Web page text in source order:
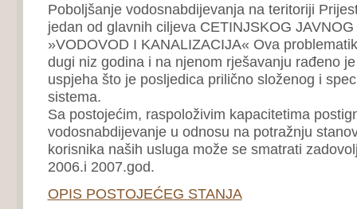
Poboljšanje vodosnabdijevanja na teritoriji
jedan od glavnih ciljeva CETINJSKOG
»VODOVOD I KANALIZACIJA« Ova
dugi niz godina i na njenom rješavanju rađeno
uspjeha što je posljedica prilično složenog i
sistema.
Sa postojećim, raspoloživim kapacitetima
vodosnabdijevanje u odnosu na potražnju
korisnika naših usluga može se smatrati
2006.i 2007.god.
OPIS POSTOJEĆEG STANJA